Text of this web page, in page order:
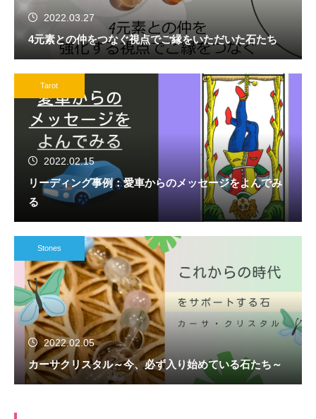
2022.03.27
4元素との仲をつなぐ視点でご縁をいただいた石たち
Tarot
2022.02.15
リーディング事例：愛車からのメッセージをよんでみ
る
Stones
2022.02.05
カーサクリスタル～今、必ず入り始めている石たち～